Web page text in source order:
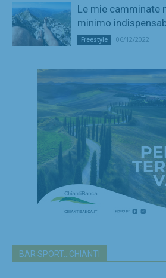
Le mie camminate
minimo
Freestyle 06/12/2022
BAR SPORT...CHIANTI